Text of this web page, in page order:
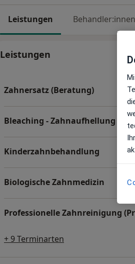
Leistungen Behandler:innen
Leistungen
Zahnersatz (Beratung)
Bleaching - Zahnaufhellung
Kinderzahnbehandlung
Biologische Zahnmedizin
Professionelle Zahnreinigung
+ 9 Terminarten